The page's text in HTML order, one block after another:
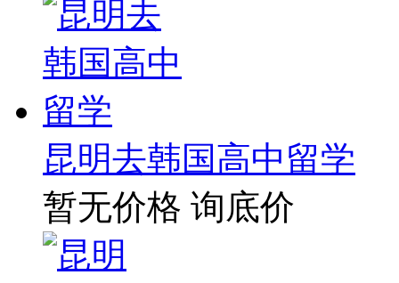
昆明去韩国高中留学
暂无价格 询底价